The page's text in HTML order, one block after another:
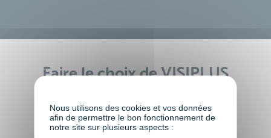
Faire le choix de VISIPLUS
Nous utilisons des cookies et vos données
afin de permettre le bon fonctionnement de
notre site sur plusieurs aspects :